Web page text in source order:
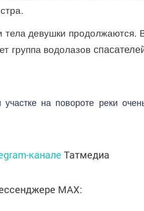
девушки продолжаются.
группа водолазов
на повороте реки
канале Татмедиа
MАХ: